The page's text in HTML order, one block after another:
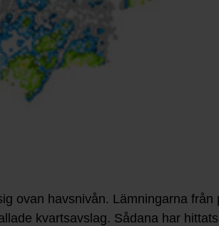
ovan havsnivån. Lämningarna
kvartsavslag. Sådana har